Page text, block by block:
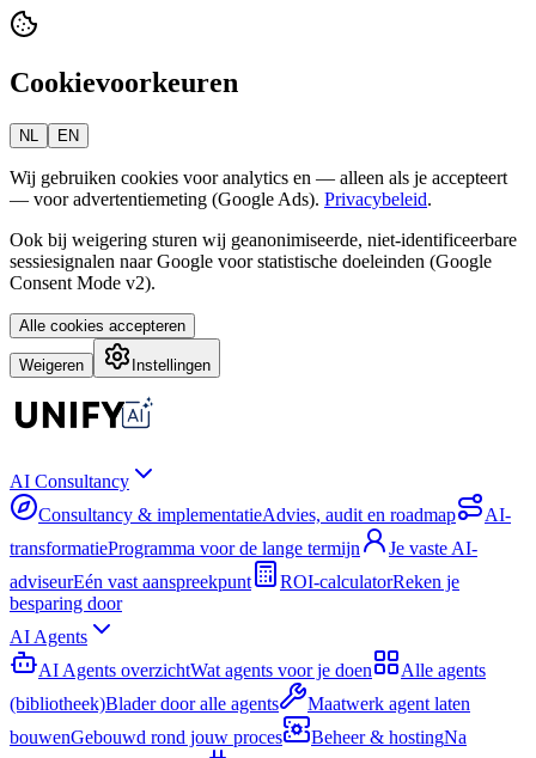
Cookievoorkeuren
NL EN
Wij gebruiken cookies voor analytics en — alleen als je accepteert
— voor advertentiemeting (Google Ads). Privacybeleid.
Ook bij weigering sturen wij geanonimiseerde, niet-identificeerbare
sessiesignalen naar Google voor statistische doeleinden (Google
Consent Mode v2).
Alle cookies accepteren
Weigeren Instellingen
AI Consultancy
Consultancy & implementatieAdvies, audit en roadmap
AI-
transformatieProgramma voor de lange termijn
Je vaste AI-
adviseurEén vast aanspreekpunt ROI-calculatorReken je
besparing door
AI Agents
AI Agents overzichtWat agents voor je doen
Alle agents
(bibliotheek)Blader door alle agents
Maatwerk agent laten
bouwenGebouwd rond jouw proces Beheer & hostingNa